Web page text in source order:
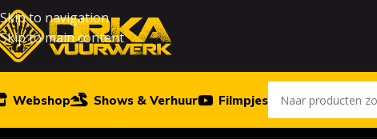
Skip to navigation
Skip to main content
Webshop Shows & Verhuur Filmpjes